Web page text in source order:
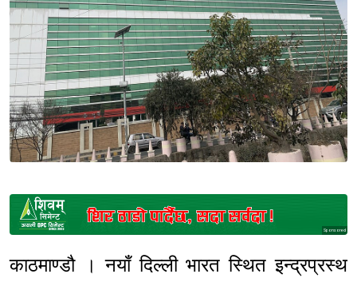
Sponsored
काठमाण्डौ । नयाँ दिल्ली भारत स्थित इन्द्रप्रस्थ